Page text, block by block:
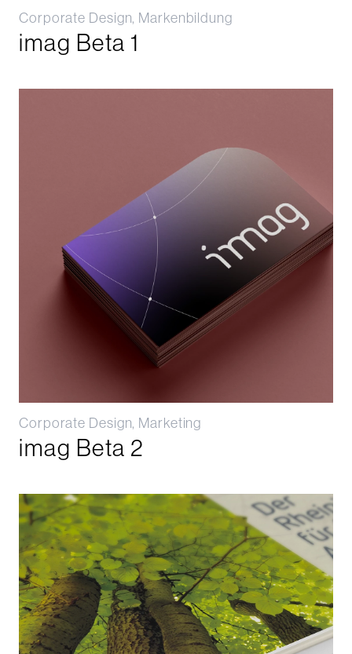
Corporate Design, Markenbildung
imag Beta 1
Corporate Design, Marketing
imag Beta 2